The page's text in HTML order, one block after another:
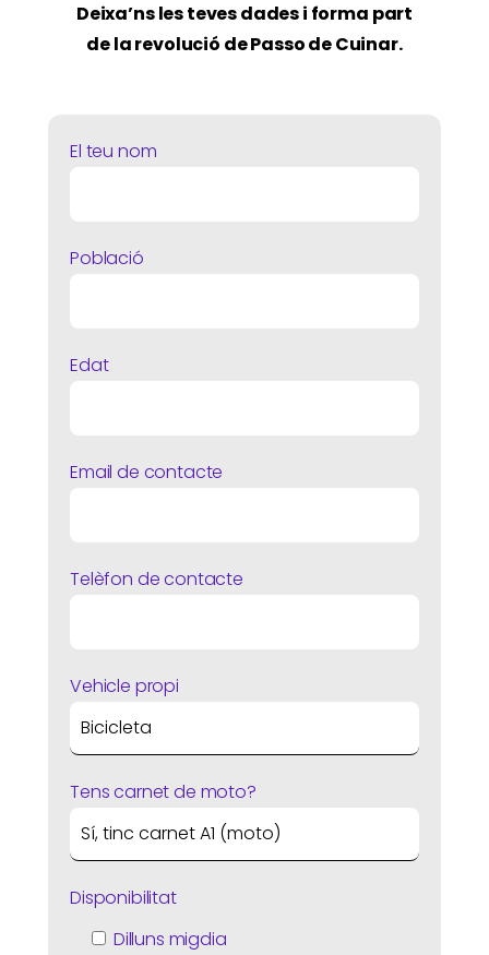
Deixa’ns les teves dades i forma part
de la revolució de Passo de Cuinar.
El teu nom
Població
Edat
Email de contacte
Telèfon de contacte
Vehicle propi
Tens carnet de moto?
Disponibilitat
Dilluns migdia